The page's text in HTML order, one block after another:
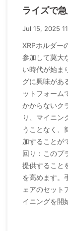
ライズで
Jul 15, 2025
XRPホルダー
参加して莫大
い時代が始ま
グに興味があ
ットフォーム
かからないク
り、マイニン
うことなく、
加することが
回り：このプ
提供すること
を高めます。
ェアのセット
イニングを開